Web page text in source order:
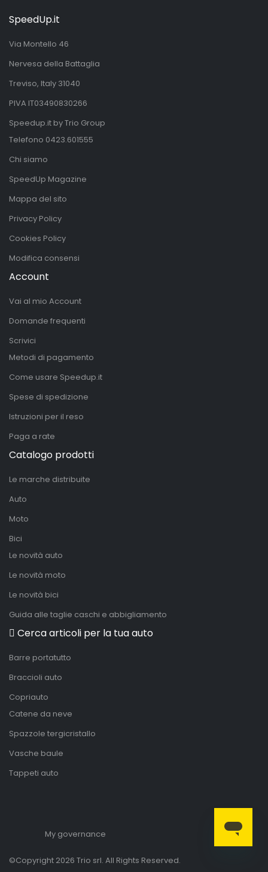
SpeedUp.it
Via Montello 46
Nervesa della Battaglia
Treviso, Italy 31040
PIVA IT03490830266
Speedup.it by Trio Group
Telefono 0423.601555
Chi siamo
SpeedUp Magazine
Mappa del sito
Privacy Policy
Cookies Policy
Modifica consensi
Account
Vai al mio Account
Domande frequenti
Scrivici
Metodi di pagamento
Come usare Speedup.it
Spese di spedizione
Istruzioni per il reso
Paga a rate
Catalogo prodotti
Le marche distribuite
Auto
Moto
Bici
Le novità auto
Le novità moto
Le novità bici
Guida alle taglie caschi e abbigliamento
Cerca articoli per la tua auto
Barre portatutto
Braccioli auto
Copriauto
Catene da neve
Spazzole tergicristallo
Vasche baule
Tappeti auto
My governance
©Copyright 2026 Trio srl. All Rights Reserved.